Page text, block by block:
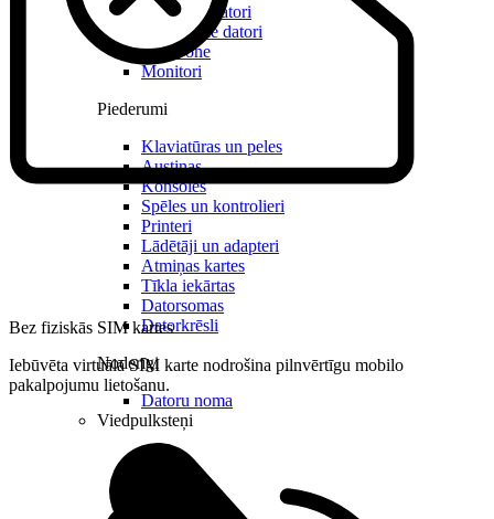
Portatīvie datori
Stacionārie datori
All in one
Monitori
Piederumi
Klaviatūras un peles
Austiņas
Konsoles
Spēles un kontrolieri
Printeri
Lādētāji un adapteri
Atmiņas kartes
Tīkla iekārtas
Datorsomas
Datorkrēsli
Noderīgi
Datoru noma
Viedpulksteņi
Bez fiziskās SIM kartes
Iebūvēta virtuālā SIM karte nodrošina pilnvērtīgu mobilo
pakalpojumu lietošanu.